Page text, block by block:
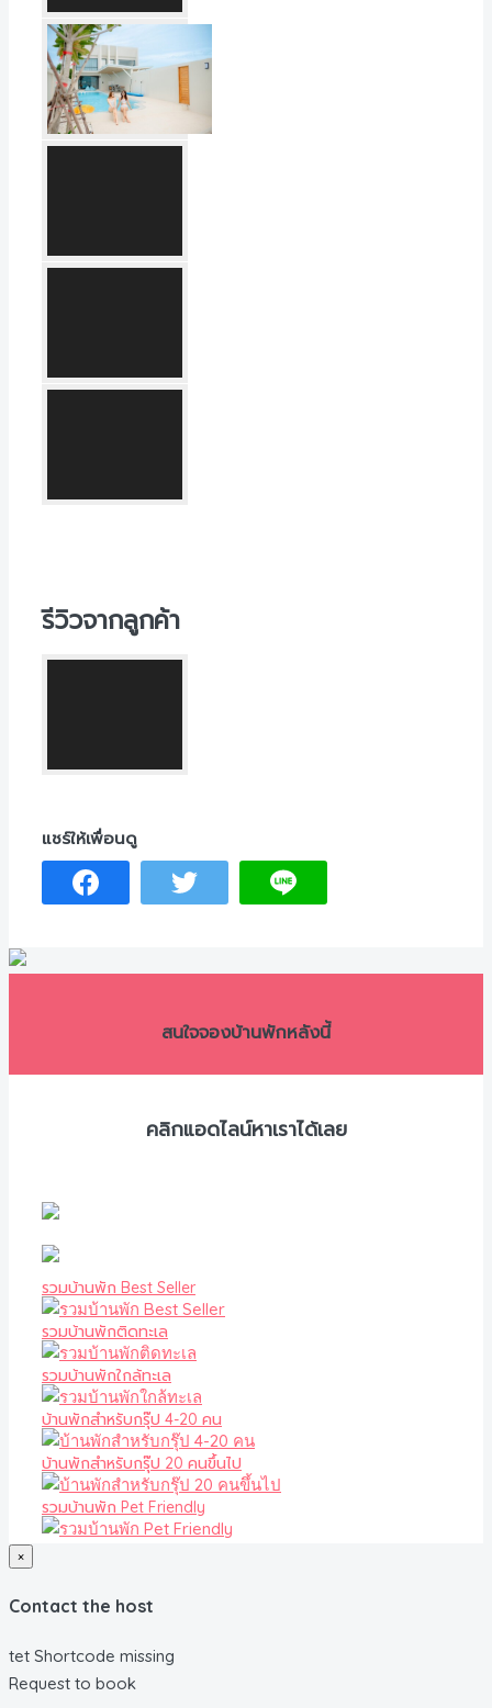
รีวิวจากลูกค้า
สนใจจองบ้านพักหลังนี้
คลิกแอดไลน์หาเราได้เลย
รวมบ้านพัก Best Seller
รวมบ้านพักติดทะเล
รวมบ้านพักใกล้ทะเล
บ้านพักสำหรับกรุ๊ป 4-20 คน
บ้านพักสำหรับกรุ๊ป 20 คนขึ้นไป
รวมบ้านพัก Pet Friendly
×
Contact the host
tet Shortcode missing
Request to book